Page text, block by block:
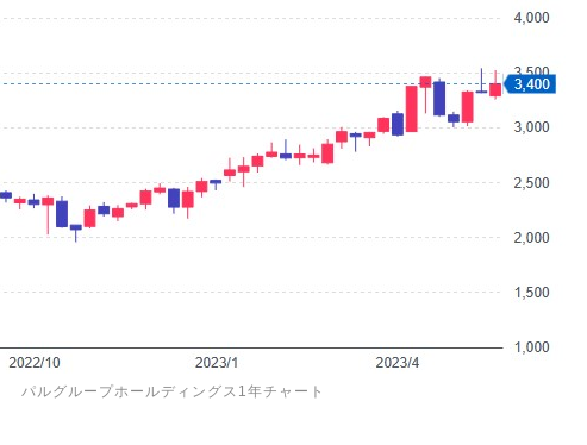
パルグループホールディングス1年チャート